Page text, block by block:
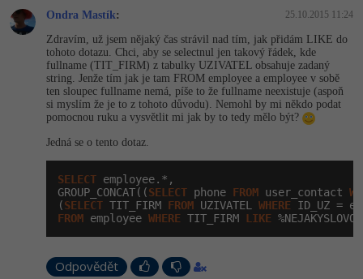
React
Spring
ASP.NET MVC
Best practices
HTML / CSS
UML a návrhové vzory
MySQL/MariaDB
MS-SQL
SQLite
Tester
Systémový administrátor
Grafik / UX/UI návrhář
3D grafik
Projektový manažer
Databázový analytik
-80%
Kotlin -80%
C -80%
VB.NET
SQL
Návrh SW -80%
Algoritmy
Ondra Mastík: 25.10.2015 11:24
Zdravím, už jsem nějaký čas strávil nad tím, jak přidám LIKE do
tohoto dotazu. Chci, aby se selectnul jen takový řádek, kde
fullname (TIT_FIRM) z tabulky UZIVATEL obsahuje zadaný
string. Jenže tím jak je tam FROM employee a employee v sobě
ten sloupec fullname nemá, píše to že fullname neexistuje (aspoň
si myslím že je to z tohoto důvodu). Nemohl by mi někdo podat
pomocnou ruku a vysvětlit mi jak by to tedy mělo být?
Jedná se o tento dotaz.
SELECT employee.*,
GROUP_CONCAT((SELECT phone FROM user_contact
(SELECT TIT_FIRM FROM UZIVATEL WHERE ID_UZ =
FROM employee WHERE TIT_FIRM LIKE
Odpovědět